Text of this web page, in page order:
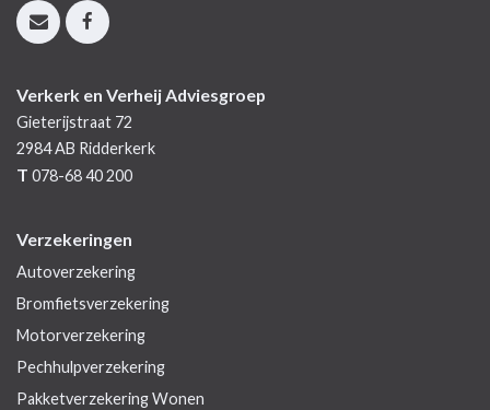
Verkerk en Verheij Adviesgroep
Gieterijstraat 72
2984 AB Ridderkerk
T 078-68 40 200
Verzekeringen
Autoverzekering
Bromfietsverzekering
Motorverzekering
Pechhulpverzekering
Pakketverzekering Wonen